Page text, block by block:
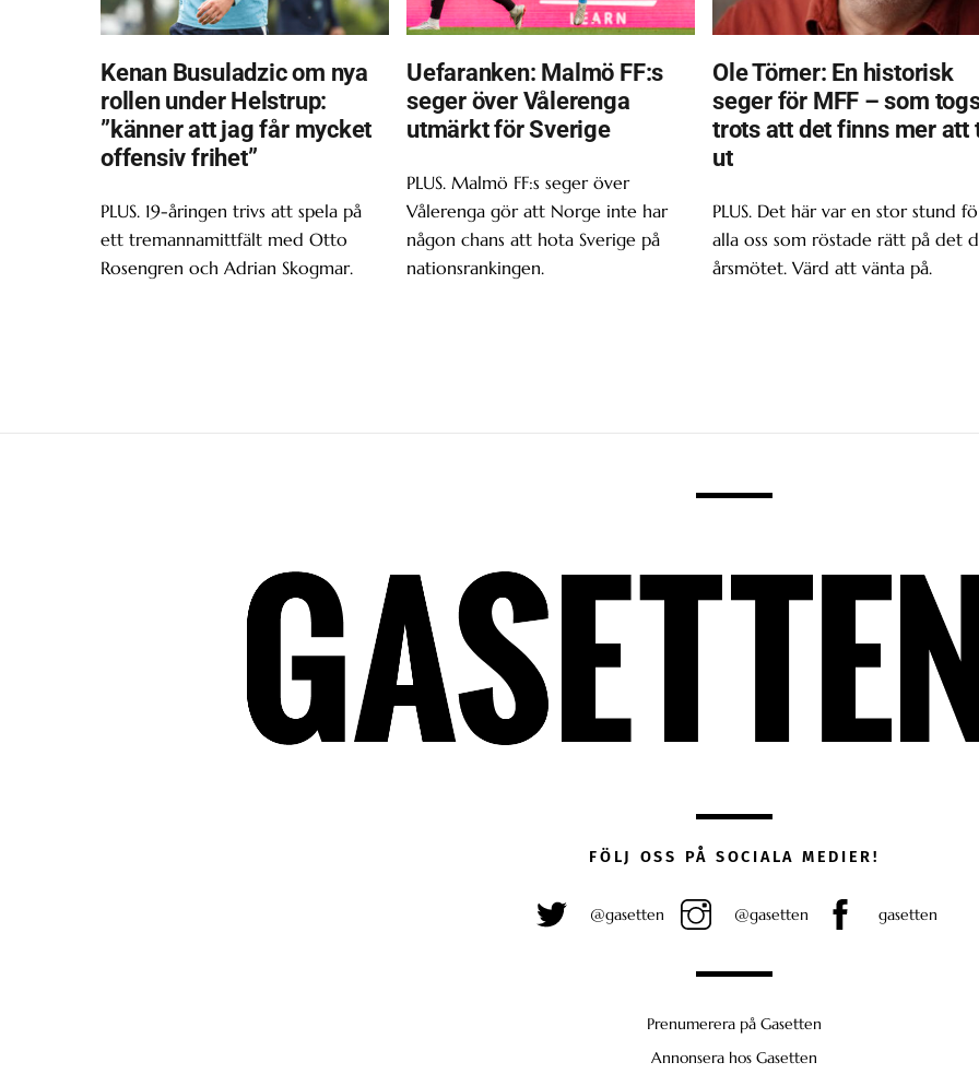
Kenan Busuladzic om nya
rollen under Helstrup:
”känner att jag får mycket
offensiv frihet”
PLUS. 19-åringen trivs att spela på
ett tremannamittfält med Otto
Rosengren och Adrian Skogmar.
Uefaranken: Malmö FF:s
seger över Vålerenga
utmärkt för Sverige
PLUS. Malmö FF:s seger över
Vålerenga gör att Norge inte har
någon chans att hota Sverige på
nationsrankingen.
Ole Törner: En historisk
seger för MFF – som
trots att det finns mer att
ut
PLUS. Det här var en stor stund
alla oss som röstade rätt på det
årsmötet. Värd att vänta på.
FÖLJ OSS PÅ SOCIALA MEDIER!
@gasetten @gasetten gasetten
Prenumerera på Gasetten
Annonsera hos Gasetten